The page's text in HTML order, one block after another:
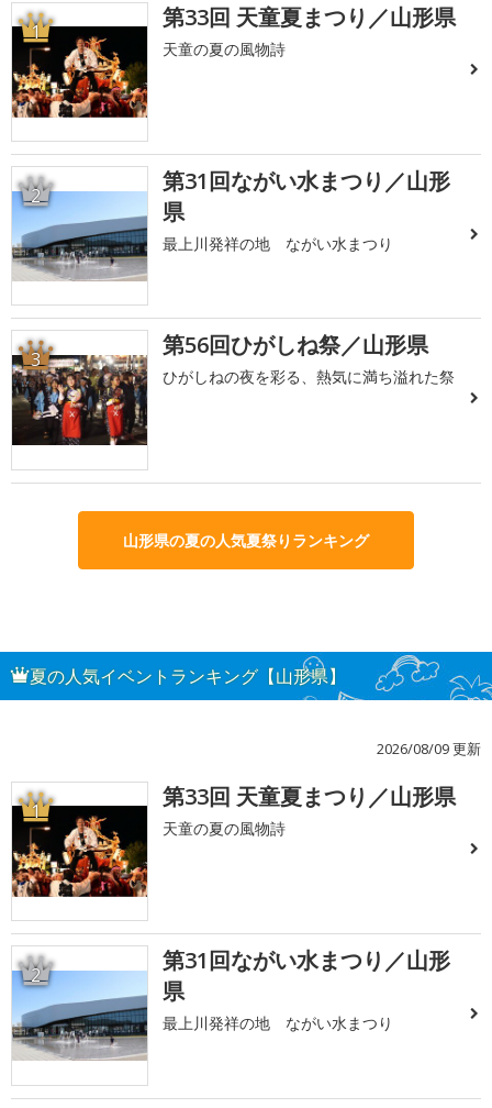
1 第33回 天童夏まつり／山形県
天童の夏の風物詩
2
第31回ながい水まつり／山形
県
最上川発祥の地 ながい水まつり
3 第56回ひがしね祭／山形県
ひがしねの夜を彩る、熱気に満ち溢れた祭
山形県の夏の人気夏祭りランキング
夏の人気イベントランキング【山形県】
2026/08/09 更新
1 第33回 天童夏まつり／山形県
天童の夏の風物詩
2
第31回ながい水まつり／山形
県
最上川発祥の地 ながい水まつり